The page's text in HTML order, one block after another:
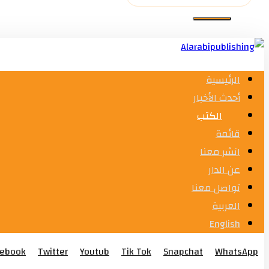
الرئيسية
أحدث الأخبار
الكتب
قائمة
انشر معنا
عن الدار
تواصل معنا
العربية
English
Twitter Youtub Tik Tok Snapchat
WhatsApp